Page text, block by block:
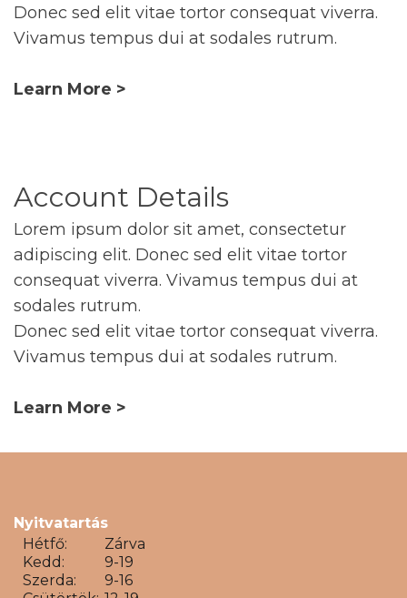
Donec sed elit vitae tortor consequat viverra.
Vivamus tempus dui at sodales rutrum.
Learn More >
Account Details
Lorem ipsum dolor sit amet, consectetur
adipiscing elit. Donec sed elit vitae tortor
consequat viverra. Vivamus tempus dui at
sodales rutrum.
Donec sed elit vitae tortor consequat viverra.
Vivamus tempus dui at sodales rutrum.
Learn More >
Nyitvatartás
Hétfő:
Zárva
Kedd:
9-19
Szerda:
9-16